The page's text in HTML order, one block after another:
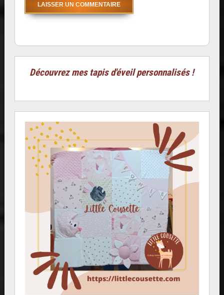
Découvrez mes tapis d'éveil personnalisés !